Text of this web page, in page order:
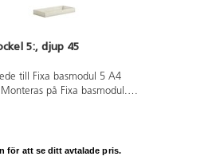
5:, djup 45
till Fixa basmodul 5 A4
på Fixa basmodul.
för att se ditt avtalade pris.